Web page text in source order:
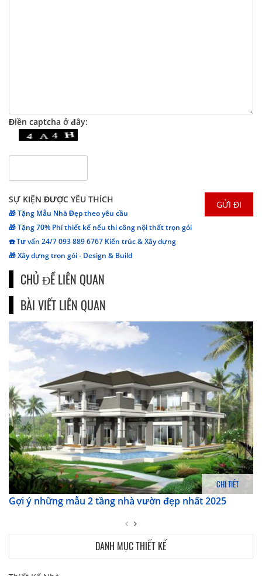
Điền captcha ở đây:
SỰ KIỆN ĐƯỢC YÊU THÍCH
🎁 Tặng Mẫu Nhà Đẹp theo yêu cầu
🎁 Tặng 70% Phí thiết kế nếu thi công nội thất trọn gói
☎️ Tư vấn 24/7 093 889 6767 Kiến trúc & Xây dựng
🎁 Xây dựng trọn gói - Design & Build
CHỦ ĐỀ LIÊN QUAN
BÀI VIẾT LIÊN QUAN
CHI TIẾT
Gợi ý những mẫu 2 tầng nhà vườn đẹp nhất 2025
DANH MỤC THIẾT KẾ